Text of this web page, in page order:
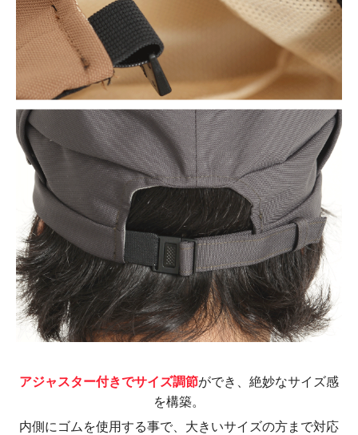
アジャスター付きでサイズ調節ができ、絶妙なサイズ感
を構築。
内側にゴムを使用する事で、大きいサイズの方まで対応